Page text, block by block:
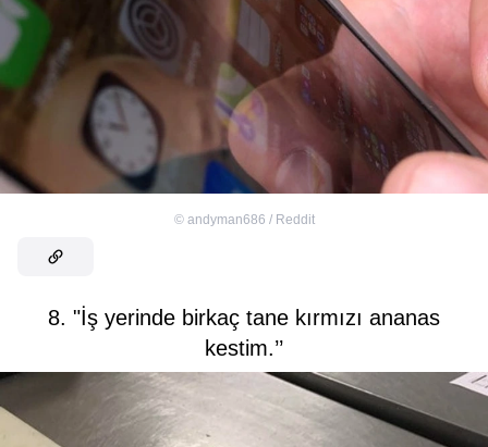
© andyman686 / Reddit
8. "İş yerinde birkaç tane kırmızı ananas
kestim.’’